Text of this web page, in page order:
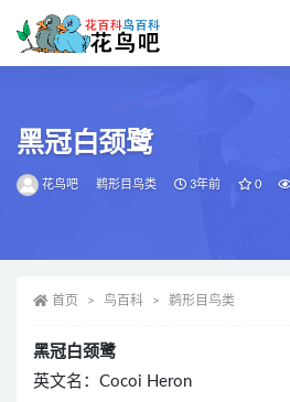
黑冠白颈鹭
花鸟吧 鹈形目鸟类 3年前 0
首页 鸟百科 鹈形目鸟类
黑冠白颈鹭
英文名：Cocoi Heron